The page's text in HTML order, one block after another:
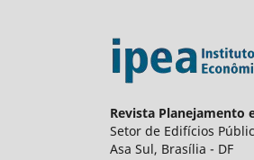
Revista Planejamento
Setor de Edifícios
Asa Sul, Brasília - DF